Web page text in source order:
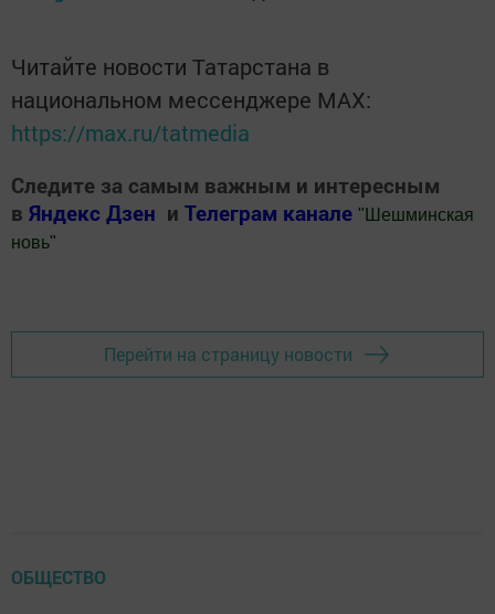
Читайте новости Татарстана в
национальном мессенджере MАХ:
https://max.ru/tatmedia
Следите за самым важным и интересным
в Яндекс Дзен и Телеграм канале " Шешминская
новь"
Перейти на страницу новости
ОБЩЕСТВО